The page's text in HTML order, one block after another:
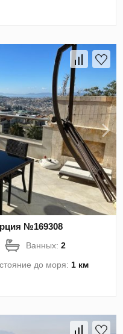
№169308
Ванных:2
до моря: 1 км